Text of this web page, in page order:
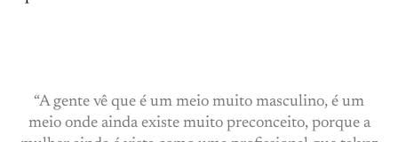
“A gente vê que é um meio muito masculino, é um
meio onde ainda existe muito preconceito, porque a